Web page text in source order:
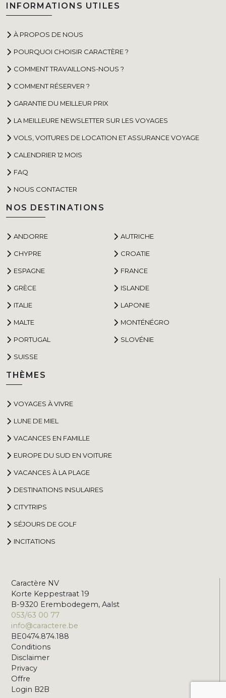
INFORMATIONS UTILES
À PROPOS DE NOUS
POURQUOI CHOISIR CARACTÈRE ?
COMMENT TRAVAILLONS-NOUS ?
COMMENT RÉSERVER ?
GARANTIE DU MEILLEUR PRIX
LA MEILLEURE NEWSLETTER SUR LES VOYAGES
VOLS, VOITURES DE LOCATION ET ASSURANCE VOYAGE
CALENDRIER 12 MOIS
FAQ
NOUS CONTACTER
NOS DESTINATIONS
ANDORRE AUTRICHE
CHYPRE CROATIE
ESPAGNE FRANCE
GRÈCE ISLANDE
ITALIE LAPONIE
MALTE MONTÉNÉGRO
PORTUGAL SLOVÉNIE
SUISSE
THÈMES
VOYAGES À VIVRE
LUNE DE MIEL
VACANCES EN FAMILLE
EUROPE DU SUD EN VOITURE
VACANCES À LA PLAGE
DESTINATIONS INSULAIRES
CITYTRIPS
SÉJOURS DE GOLF
INCITATIONS
Caractère NV
Korte Keppestraat 19
B-9320 Erembodegem, Aalst
053/63 00 77
info@caractere.be
BE0474.874.188
Conditions
Disclaimer
Privacy
Offre
Login B2B